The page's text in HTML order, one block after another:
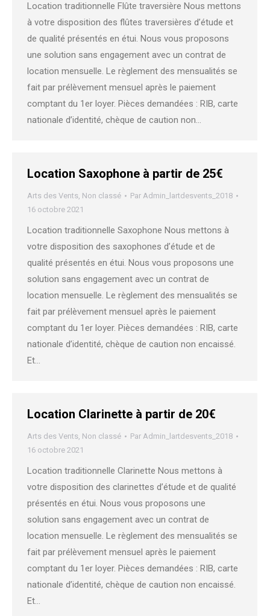
Location traditionnelle Flûte traversière Nous mettons
à votre disposition des flûtes traversières d’étude et
de qualité présentés en étui. Nous vous proposons
une solution sans engagement avec un contrat de
location mensuelle. Le règlement des mensualités se
fait par prélèvement mensuel après le paiement
comptant du 1er loyer. Pièces demandées : RIB, carte
nationale d’identité, chèque de caution non…
Location Saxophone à partir de 25€
Arts des Vents, Non classé Par Admin_lartdesvents_2018
16 octobre 2021
Location traditionnelle Saxophone Nous mettons à
votre disposition des saxophones d’étude et de
qualité présentés en étui. Nous vous proposons une
solution sans engagement avec un contrat de
location mensuelle. Le règlement des mensualités se
fait par prélèvement mensuel après le paiement
comptant du 1er loyer. Pièces demandées : RIB, carte
nationale d’identité, chèque de caution non encaissé.
Et…
Location Clarinette à partir de 20€
Arts des Vents, Non classé Par Admin_lartdesvents_2018
16 octobre 2021
Location traditionnelle Clarinette Nous mettons à
votre disposition des clarinettes d’étude et de qualité
présentés en étui. Nous vous proposons une
solution sans engagement avec un contrat de
location mensuelle. Le règlement des mensualités se
fait par prélèvement mensuel après le paiement
comptant du 1er loyer. Pièces demandées : RIB, carte
nationale d’identité, chèque de caution non encaissé.
Et…